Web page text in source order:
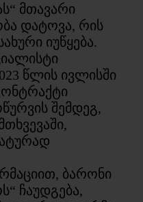
მთავარი
დატოვა, რის
იუწყება.
წლის ივლისში
შემდეგ,
ბარონი
ჩაუდგება,